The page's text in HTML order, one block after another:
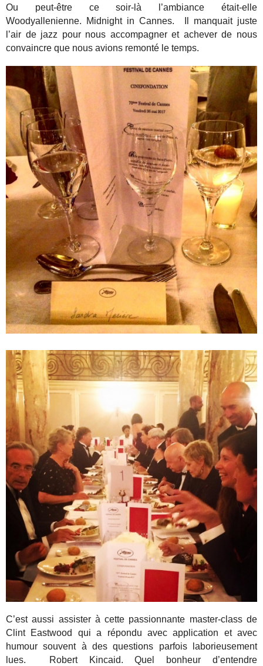
Ou peut-être ce soir-là l’ambiance était-elle
Woodyallenienne. Midnight in Cannes. Il manquait juste
l’air de jazz pour nous accompagner et achever de nous
convaincre que nous avions remonté le temps.
C’est aussi assister à cette passionnante master-class de
Clint Eastwood qui a répondu avec application et avec
humour souvent à des questions parfois laborieusement
lues. Robert Kincaid. Quel bonheur d’entendre